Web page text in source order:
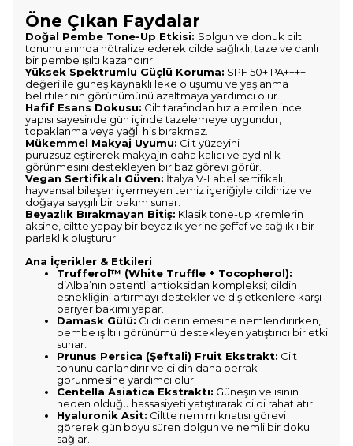
Öne Çıkan Faydalar
Doğal Pembe Tone-Up Etkisi: Solgun ve donuk cilt
tonunu anında nötralize ederek cilde sağlıklı, taze ve canlı
bir pembe ışıltı kazandırır.
Yüksek Spektrumlu Güçlü Koruma: SPF 50+ PA++++
değeri ile güneş kaynaklı leke oluşumu ve yaşlanma
belirtilerinin görünümünü azaltmaya yardımcı olur.
Hafif Esans Dokusu: Cilt tarafından hızla emilen ince
yapısı sayesinde gün içinde tazelemeye uygundur,
topaklanma veya yağlı his bırakmaz.
Mükemmel Makyaj Uyumu: Cilt yüzeyini
pürüzsüzleştirerek makyajın daha kalıcı ve aydınlık
görünmesini destekleyen bir baz görevi görür.
Vegan Sertifikalı Güven: İtalya V-Label sertifikalı,
hayvansal bileşen içermeyen temiz içeriğiyle cildinize ve
doğaya saygılı bir bakım sunar.
Beyazlık Bırakmayan Bitiş: Klasik tone-up kremlerin
aksine, ciltte yapay bir beyazlık yerine şeffaf ve sağlıklı bir
parlaklık oluşturur.
Ana İçerikler & Etkileri
Trufferol™ (White Truffle + Tocopherol):
d’Alba’nın patentli antioksidan kompleksi; cildin
esnekliğini artırmayı destekler ve dış etkenlere karşı
bariyer bakımı yapar.
Damask Gülü: Cildi derinlemesine nemlendirirken,
pembe ışıltılı görünümü destekleyen yatıştırıcı bir etki
sunar.
Prunus Persica (Şeftali) Fruit Ekstrakt: Cilt
tonunu canlandırır ve cildin daha berrak
görünmesine yardımcı olur.
Centella Asiatica Ekstraktı: Güneşin ve ısının
neden olduğu hassasiyeti yatıştırarak cildi rahatlatır.
Hyaluronik Asit: Ciltte nem mıknatısı görevi
görerek gün boyu süren dolgun ve nemli bir doku
sağlar.